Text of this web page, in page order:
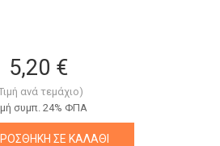
5,20 €
ανά τεμάχιο)
συμπ. 24% ΦΠΑ
ΣΕ ΚΑΛΆΘΙ